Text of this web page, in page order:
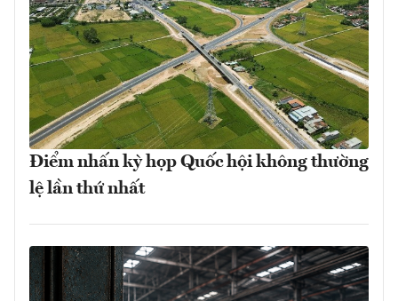
Điểm nhấn kỳ họp Quốc hội không thường
lệ lần thứ nhất